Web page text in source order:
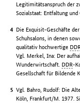
Legitimitätsanspruch der
Sozialstaat: Entfaltung
Die Exquisit-Geschäfte der
Schuhsalons, in denen
qualitativ hochwertige
Vgl. Merkel, Ina: Der
Wunderwirtschaft. DDR-
Gesellschaft für Bildende
Vgl. Bahro, Rudolf: Die
Köln, Frankfurt/M. 1977.